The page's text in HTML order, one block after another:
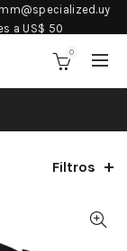
a US$ 50
0
Filtros